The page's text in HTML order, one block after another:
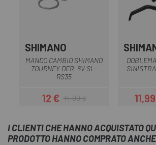
SHIMANO
MANDO CAMBIO SHIMANO
TOURNEY DER. 6V SL-
RS35
Prezzo
12 € Prezzo base
14,99 €
I CLIENTI CHE HANNO ACQUISTATO
PRODOTTO HANNO COMPRATO